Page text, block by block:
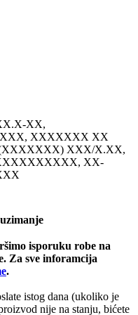
XX,
XXXXXXX XX
XXX/X.XX,
XX-
isporuku robe na
Za sve inforamcija
.
istog dana (ukoliko je
nije na stanju, bićete